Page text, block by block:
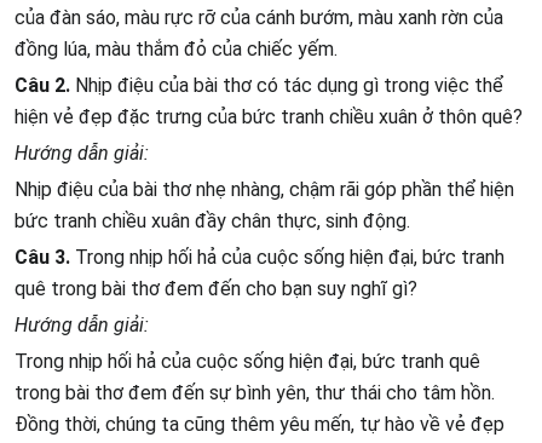
của đàn sáo, màu rực rỡ của cánh bướm, màu xanh rờn của
đồng lúa, màu thắm đỏ của chiếc yếm.
Câu 2. Nhịp điệu của bài thơ có tác dụng gì trong việc thể
hiện vẻ đẹp đặc trưng của bức tranh chiều xuân ở thôn quê?
Hướng dẫn giải:
Nhịp điệu của bài thơ nhẹ nhàng, chậm rãi góp phần thể hiện
bức tranh chiều xuân đầy chân thực, sinh động.
Câu 3. Trong nhịp hối hả của cuộc sống hiện đại, bức tranh
quê trong bài thơ đem đến cho bạn suy nghĩ gì?
Hướng dẫn giải:
Trong nhịp hối hả của cuộc sống hiện đại, bức tranh quê
trong bài thơ đem đến sự bình yên, thư thái cho tâm hồn.
Đồng thời, chúng ta cũng thêm yêu mến, tự hào về vẻ đẹp